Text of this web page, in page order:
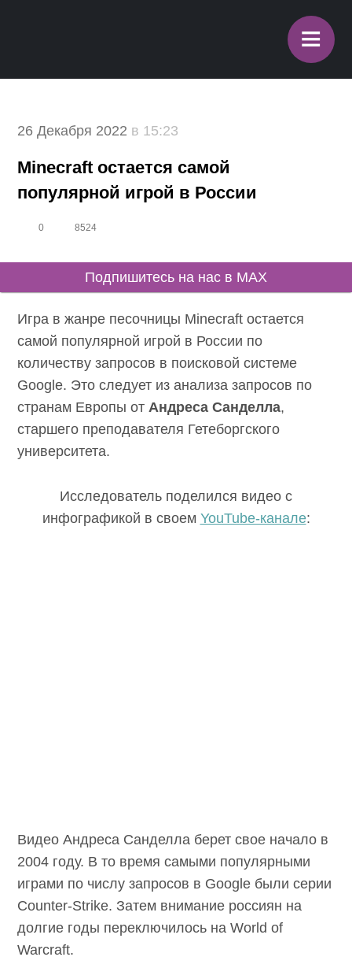
≡
26 Декабря 2022 в 15:23
Minecraft остается самой
популярной игрой в России
0 8524
Подпишитесь на нас в MAX
Игра в жанре песочницы Minecraft остается
самой популярной игрой в России по
количеству запросов в поисковой системе
Google. Это следует из анализа запросов по
странам Европы отАндреса Санделла,
старшего преподавателя Гетеборгского
университета.
Исследователь поделился видео с
инфографикой в своемYouTube-канале
Видео Андреса Санделла берет свое начало в
2004 году. В то время самыми популярными
играми по числу запросов в Google были
серии Counter-Strike. Затем внимание
россиян на долгие годы переключилось на
World of Warcraft.